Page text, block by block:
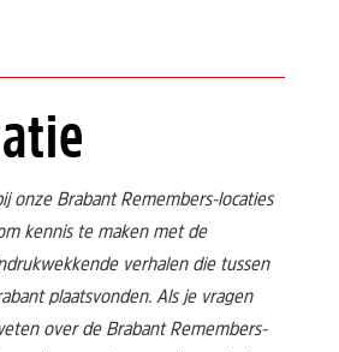
onze Brabant Remembers-locaties
kennis te maken met de
verhalen die tussen
plaatsvonden. Als je vragen
over de Brabant Remembers-